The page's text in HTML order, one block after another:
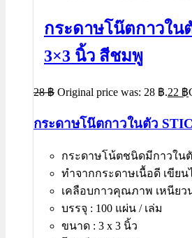
กระดาษโน๊ตกาวใน
3×3 นิ้ว สีชมพู
28฿ Original price was: 28 ฿.22 ฿
กระดาษโน๊ตกาวในตัว
กระดาษโน้ตชนิดมีกาวใน
ทำจากกระดาษเนื้อดี เขีย
เคลือบกาวคุณภาพ เหนีย
บรรจุ : 100 แผ่น / เล่ม
ขนาด : 3 x 3 นิ้ว